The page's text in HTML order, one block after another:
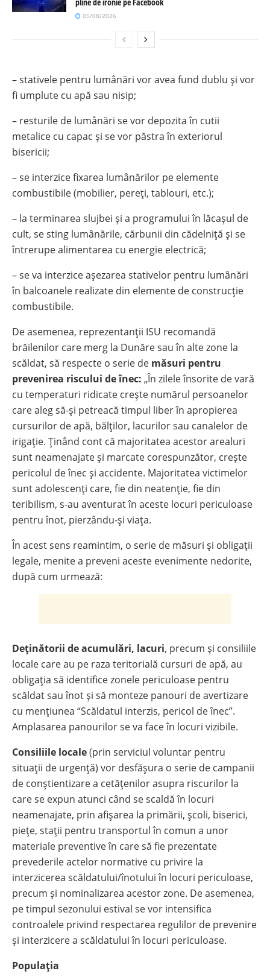
05/08/2026
– stativele pentru lumânări vor avea fund dublu şi vor
fi umplute cu apă sau nisip;
– resturile de lumânări se vor depozita în cutii
metalice cu capac şi se vor păstra în exteriorul
bisericii;
– se interzice fixarea lumânărilor pe elemente
combustibile (mobilier, pereţi, tablouri, etc.);
– la terminarea slujbei şi a programului în lăcașul de
cult, se sting lumânările, cărbunii din cădelniţă şi se
întrerupe alimentarea cu energie electrică;
– se va interzice aşezarea stativelor pentru lumânări
în balcoanele realizate din elemente de construcţie
combustibile.
De asemenea, reprezentanții ISU recomandă
brăilenilor care merg la Dunăre sau în alte zone la
scăldat, să respecte o serie de măsuri pentru
prevenirea riscului de înec: „În zilele însorite de vară
cu temperaturi ridicate creşte numărul persoanelor
care aleg să-şi petreacă timpul liber în apropierea
cursurilor de apă, bălţilor, lacurilor sau canalelor de
irigaţie. Ţinând cont că majoritatea acestor arealuri
sunt neamenajate şi marcate corespunzător, creşte
pericolul de înec şi accidente. Majoritatea victimelor
sunt adolescenţi care, fie din neatenţie, fie din
teribilism, s-au aventurat în aceste locuri periculoase
pentru înot, pierzându-şi viaţa.
În acest sens reamintim, o serie de măsuri şi obligaţii
legale, menite a preveni aceste evenimente nedorite,
după cum urmează:
Deţinătorii de acumulări, lacuri, precum şi consiliile
locale care au pe raza teritorială cursuri de apă, au
obligaţia să identifice zonele periculoase pentru
scăldat sau înot şi să monteze panouri de avertizare
cu menţiunea “Scăldatul interzis, pericol de înec”.
Amplasarea panourilor se va face în locuri vizibile.
Consiliile locale(prin serviciul voluntar pentru
situaţii de urgenţă) vor desfăşura o serie de campanii
de conştientizare a cetăţenilor asupra riscurilor la
care se expun atunci când se scaldă în locuri
neamenajate, prin afişarea la primării, şcoli, biserici,
pieţe, staţii pentru transportul în comun a unor
materiale preventive în care să fie prezentate
prevederile actelor normative cu privire la
interzicerea scăldatului/înotului în locuri periculoase,
precum şi nominalizarea acestor zone. De asemenea,
pe timpul sezonului estival se vor intensifica
controalele privind respectarea regulilor de prevenire
şi interzicere a scăldatului în locuri periculoase.
Populația